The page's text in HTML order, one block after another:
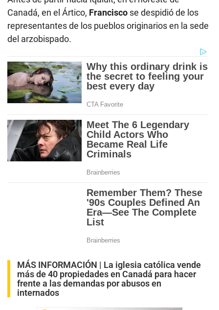
Canadá, en el Ártico, Francisco se despidió de los
representantes de los pueblos originarios en la sede
del arzobispado.
MÁS INFORMACIÓN | La iglesia católica vende
más de 40 propiedades en Canadá para hacer
frente a las demandas por abusos en
internados